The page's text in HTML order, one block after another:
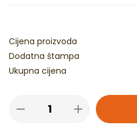
Cijena proizvoda
Dodatna štampa
Ukupna cijena